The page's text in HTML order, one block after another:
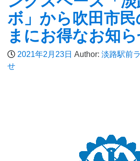
ボ」から吹田市民
まにお得なお知
2021年2月23日 Author: 淡路駅前
せ